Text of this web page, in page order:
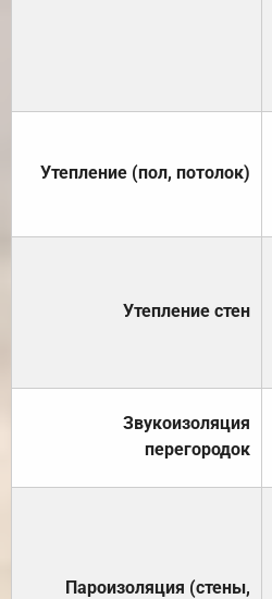
Утепление (пол, потолок)
Утепление стен
Звукоизоляция
перегородок
Пароизоляция (стены,